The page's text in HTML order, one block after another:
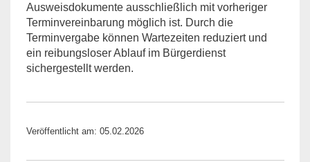
Ausweisdokumente ausschließlich mit vorheriger
Terminvereinbarung möglich ist. Durch die
Terminvergabe können Wartezeiten reduziert und
ein reibungsloser Ablauf im Bürgerdienst
sichergestellt werden.
Veröffentlicht am: 05.02.2026